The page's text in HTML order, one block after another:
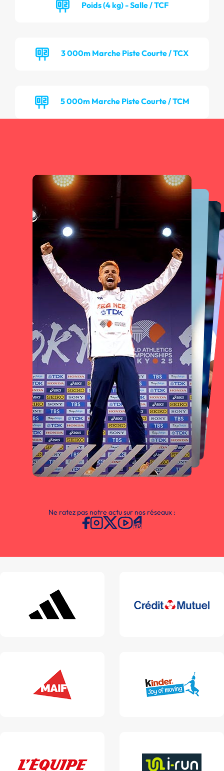
Poids (4 kg) - Salle / TCF
3 000m Marche Piste Courte / TCX
5 000m Marche Piste Courte / TCM
Ne ratez pas notre actu sur nos réseaux :